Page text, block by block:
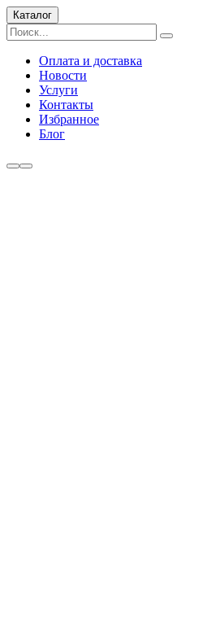
Каталог
Оплата и доставка
Новости
Услуги
Контакты
Избранное
Блог